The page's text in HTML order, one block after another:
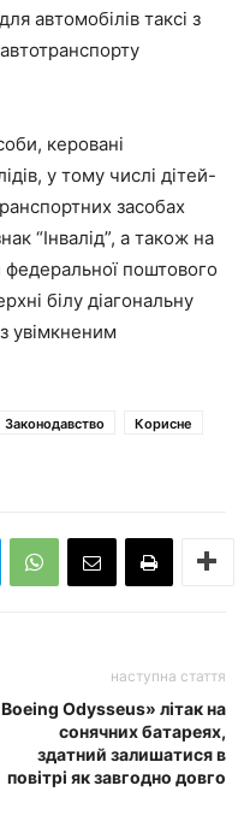
автомобілів таксі з
керовані
у тому числі дітей-
засобах
“Інвалід”, а також на
федеральної поштового
білу діагональну
увімкненим
Законодавство
Корисне
наступна стаття
Odysseus» літак на
сонячних батареях,
здатний залишатися в
повітрі як завгодно довго